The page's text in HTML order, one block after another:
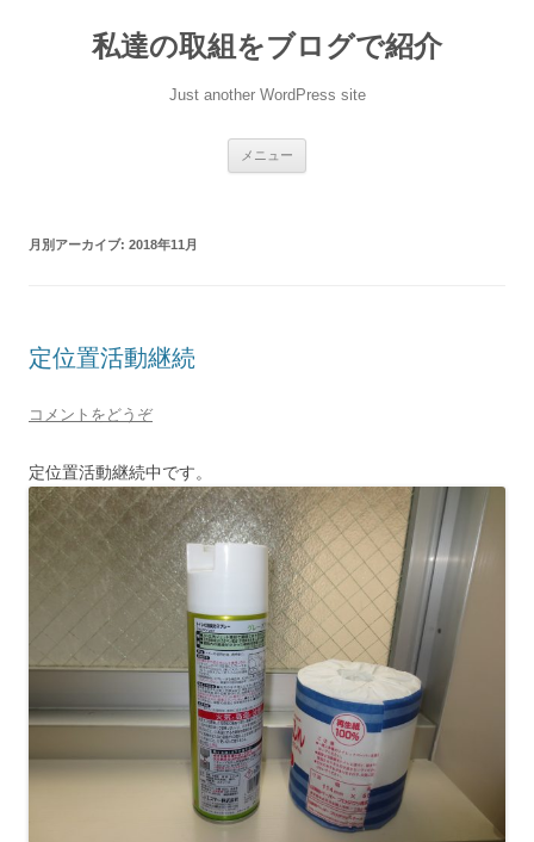
私達の取組をブログで紹介
Just another WordPress site
メニュー
月別アーカイブ: 2018年11月
定位置活動継続
コメントをどうぞ
定位置活動継続中です。